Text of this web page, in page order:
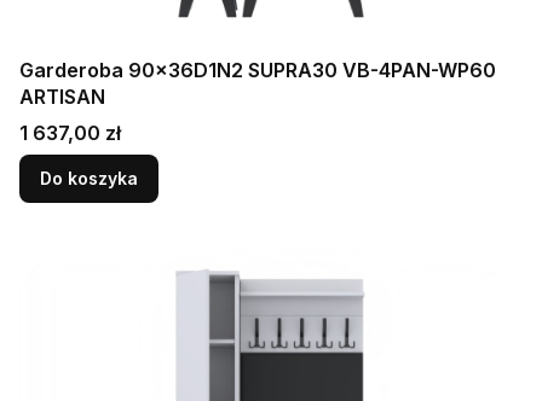
Garderoba 90x36D1N2 SUPRA30 VB-4PAN-WP60
ARTISAN
Cena
1 637,00 zł
Do koszyka